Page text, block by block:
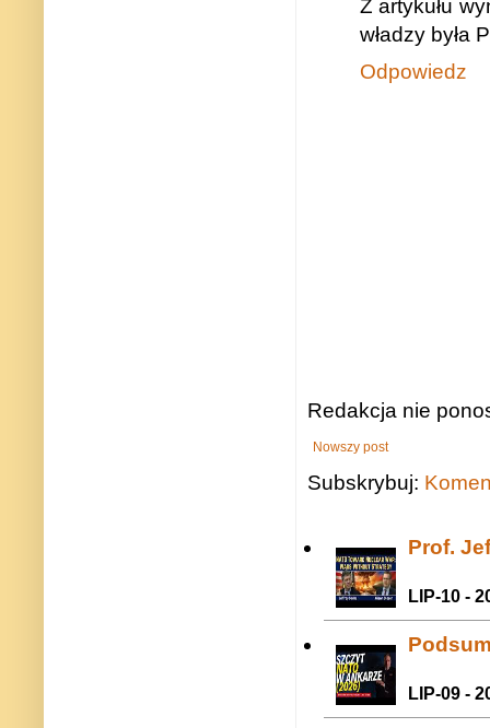
Z artykułu
władzy była
Odpowiedz
Redakcja nie
Nowszy post
Subskrybuj:
Prof.
LIP-10 -
LIP-09 -